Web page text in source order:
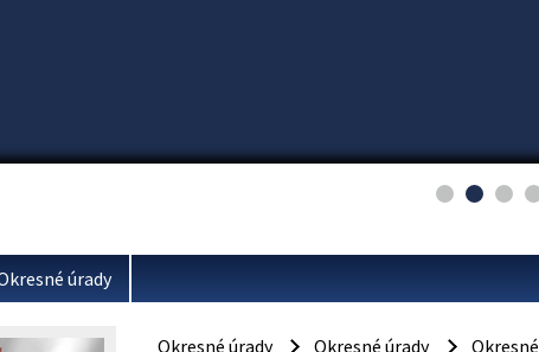
úrady
Okresné úrady Okresné úrady